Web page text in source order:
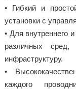
• Гибкий и
установки с
• Для внутреннего
различных
инфраструктуру.
•
каждого